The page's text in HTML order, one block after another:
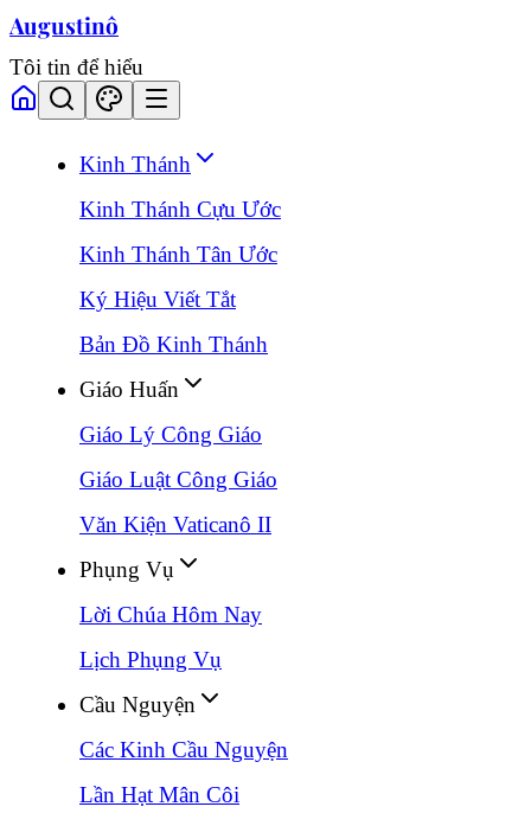
Augustinô
Tôi tin để hiểu
Kinh Thánh
Kinh Thánh Cựu Ước
Kinh Thánh Tân Ước
Ký Hiệu Viết Tắt
Bản Đồ Kinh Thánh
Giáo Huấn
Giáo Lý Công Giáo
Giáo Luật Công Giáo
Văn Kiện Vaticanô II
Phụng Vụ
Lời Chúa Hôm Nay
Lịch Phụng Vụ
Cầu Nguyện
Các Kinh Cầu Nguyện
Lần Hạt Mân Côi